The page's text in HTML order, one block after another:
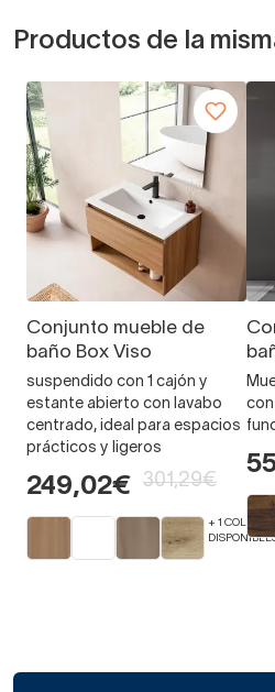
Productos de la
Conjunto mueble de
baño Box Viso
suspendido con 1 cajón y
estante abierto con lavabo
centrado, ideal para espacios
prácticos y ligeros
249,02€ 301,29€
+ 1 COLORES